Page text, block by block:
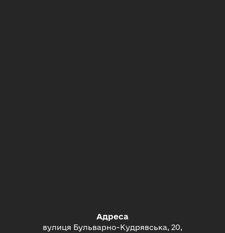
Адреса
вулиця Бульварно-Кудрявська, 20,